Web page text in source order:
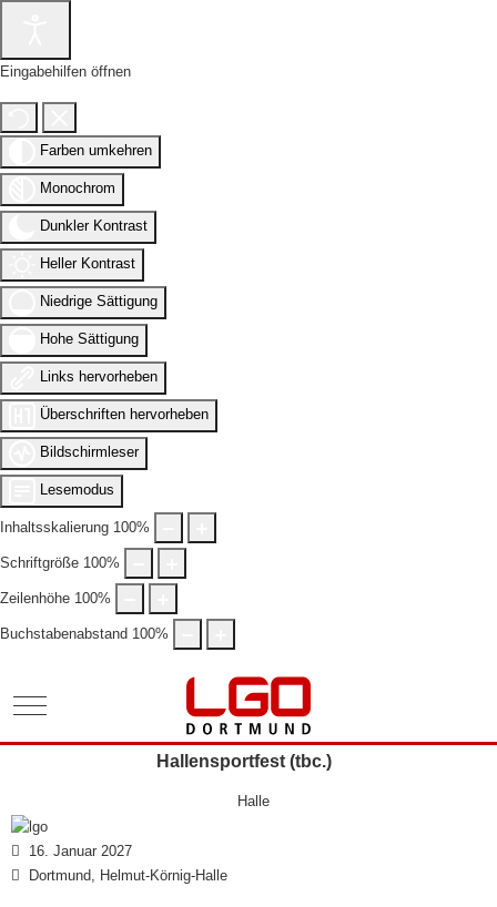
Eingabehilfen öffnen
Farben umkehren
Monochrom
Dunkler Kontrast
Heller Kontrast
Niedrige Sättigung
Hohe Sättigung
Links hervorheben
Überschriften hervorheben
Bildschirmleser
Lesemodus
Inhaltsskalierung 100%
Schriftgröße 100%
Zeilenhöhe 100%
Buchstabenabstand 100%
Mobile Menu Toggle
Hallensportfest (tbc.)
Halle
16. Januar 2027
Dortmund, Helmut-Körnig-Halle